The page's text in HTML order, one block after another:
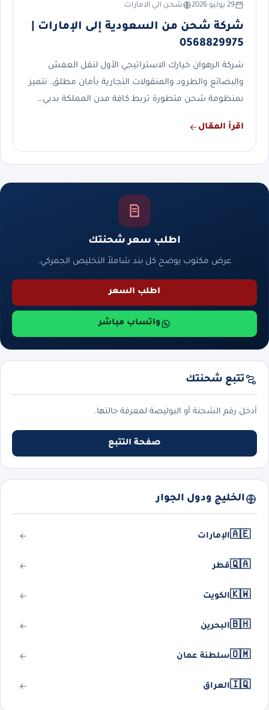
29 يوليو 2026 شحن الي الامارات
شركة شحن من السعودية إلى الإمارات |
0568829975
شركة الرهوان خيارك الاستراتيجي الأول لنقل العفش
والبضائع والطرود والمنقولات التجارية بأمان مطلق. نتميز
بمنظومة شحن متطورة تربط كافة مدن المملكة بدبي…
اقرأ المقال
اطلب سعر شحنتك
عرض مكتوب يوضح كل بند شاملاً التخليص الجمركي.
اطلب السعر
واتساب مباشر
تتبع شحنتك
أدخل رقم الشحنة أو البوليصة لمعرفة حالتها.
صفحة التتبع
الخليج ودول الجوار
🇦🇪الإمارات
🇶🇦قطر
🇰🇼الكويت
🇧🇭البحرين
🇴🇲سلطنة عمان
🇮🇶العراق